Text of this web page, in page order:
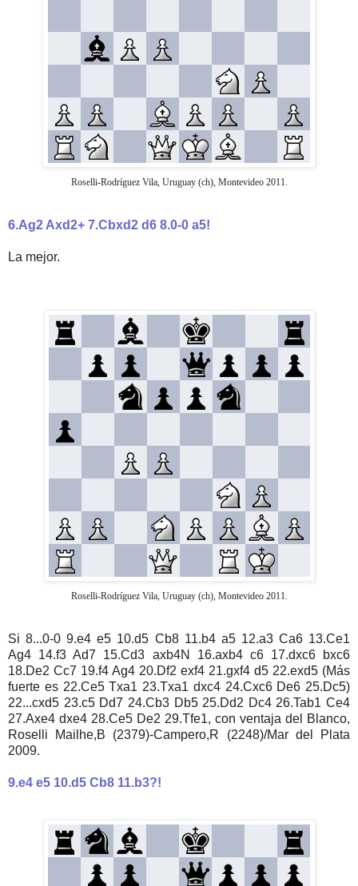
Roselli-Rodríguez Vila, Uruguay (ch), Montevideo 2011.
6.Ag2 Axd2+ 7.Cbxd2 d6 8.0-0 a5!
La mejor.
Roselli-Rodríguez Vila, Uruguay (ch), Montevideo 2011.
Si 8...0-0 9.e4 e5 10.d5 Cb8 11.b4 a5 12.a3 Ca6 13.Ce1
Ag4 14.f3 Ad7 15.Cd3 axb4N 16.axb4 c6 17.dxc6 bxc6
18.De2 Cc7 19.f4 Ag4 20.Df2 exf4 21.gxf4 d5 22.exd5 (Más
fuerte es 22.Ce5 Txa1 23.Txa1 dxc4 24.Cxc6 De6 25.Dc5)
22...cxd5 23.c5 Dd7 24.Cb3 Db5 25.Dd2 Dc4 26.Tab1 Ce4
27.Axe4 dxe4 28.Ce5 De2 29.Tfe1, con ventaja del Blanco,
Roselli Mailhe,B (2379)-Campero,R (2248)/Mar del Plata
2009.
9.e4 e5 10.d5 Cb8 11.b3?!